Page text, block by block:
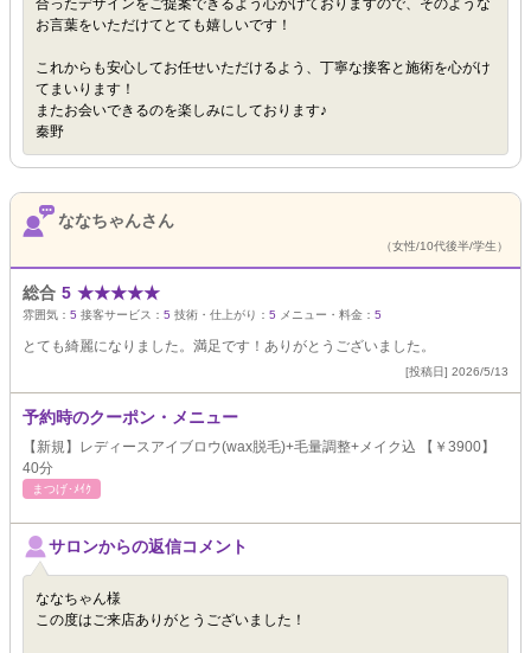
合ったデザインをご提案できるよう心がけておりますので、そのような
お言葉をいただけてとても嬉しいです！
これからも安心してお任せいただけるよう、丁寧な接客と施術を心がけ
てまいります！
またお会いできるのを楽しみにしております♪
秦野
ななちゃんさん
（女性/10代後半/学生）
総合 5 ★★★★★
雰囲気： 5 接客サービス： 5 技術・仕上がり： 5 メニュー・料金： 5
とても綺麗になりました。満足です！ありがとうございました。
[投稿日] 2026/5/13
予約時のクーポン・メニュー
【新規】レディースアイブロウ(wax脱毛)+毛量調整+メイク込 【￥3900】
40分
まつげ･ﾒｲｸ
サロンからの返信コメント
ななちゃん様
この度はご来店ありがとうございました！